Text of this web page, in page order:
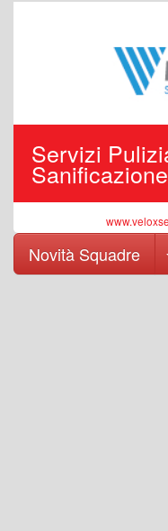
Servizi
Sanificazione
Novità Squadre